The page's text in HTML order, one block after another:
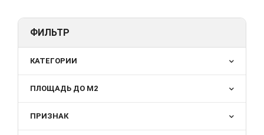
ФИЛЬТР
КАТЕГОРИИ
ПЛОЩАДЬ ДО М2
ПРИЗНАК